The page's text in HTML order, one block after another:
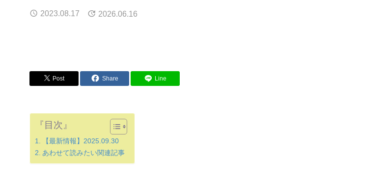
調介入により一時155円台に
2023.08.17 2026.06.16
Post Share Line
『目次』
【最新情報】2025.09.30
あわせて読みたい関連記事